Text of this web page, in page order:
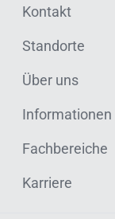
Kontakt
Standorte
Über uns
Informationen
Fachbereiche
Karriere